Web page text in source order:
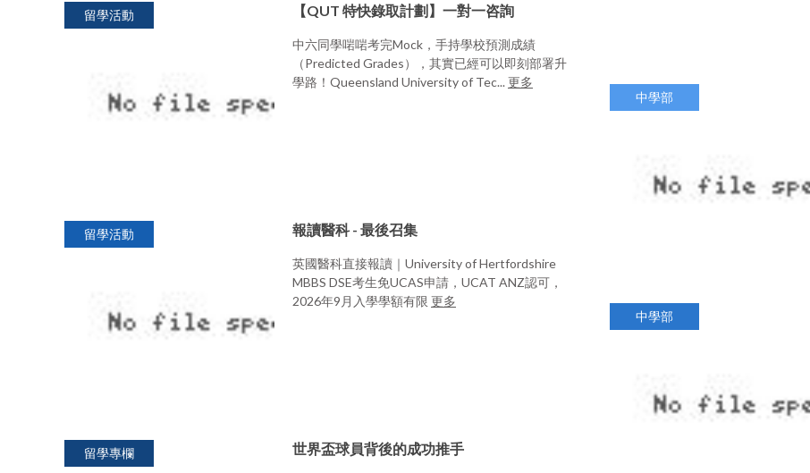
留學活動 【QUT 特快錄取計劃】一對一咨詢
中六同學啱啱考完Mock，手持學校預測成績
（Predicted Grades），其實已經可以即刻部署升
學路！Queensland University of Tec... 更多
留學活動 報讀醫科 - 最後召集
英國醫科直接報讀｜University of Hertfordshire
MBBS DSE考生免UCAS申請，UCAT ANZ認可，
2026年9月入學學額有限 更多
留學專欄 世界盃球員背後的成功推手
中學部
中學部